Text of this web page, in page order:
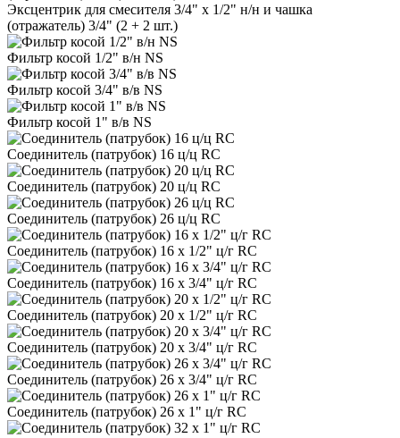
Эксцентрик для смесителя 3/4" х 1/2" н/н и чашка
(отражатель) 3/4" (2 + 2 шт.)
Фильтр косой 1/2" в/н NS
Фильтр косой 3/4" в/в NS
Фильтр косой 1" в/в NS
Соединитель (патрубок) 16 ц/ц RC
Соединитель (патрубок) 20 ц/ц RC
Соединитель (патрубок) 26 ц/ц RC
Соединитель (патрубок) 16 х 1/2" ц/г RC
Соединитель (патрубок) 16 х 3/4" ц/г RC
Соединитель (патрубок) 20 х 1/2" ц/г RC
Соединитель (патрубок) 20 х 3/4" ц/г RC
Соединитель (патрубок) 26 х 3/4" ц/г RC
Соединитель (патрубок) 26 х 1" ц/г RC